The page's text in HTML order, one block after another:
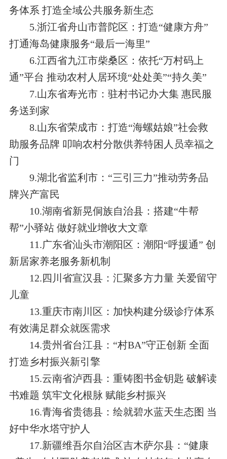
务体系 打造全域公共服务新生态
5.浙江省舟山市普陀区：打造“健康方舟”
打通海岛健康服务“最后一海里”
6.江西省九江市柴桑区：依托“万村码上
通”平台 推动农村人居环境“处处美”“持久美”
7.山东省寿光市：驻村书记办大集 惠民服
务送到家
8.山东省荣成市：打造“海螺姑娘”社会救
助服务品牌 叩响农村分散供养特困人员幸福之
门
9.湖北省监利市：“三引三力”推动劳务品
牌兴产富民
10.湖南省新晃侗族自治县：搭建“牛帮
帮”小驿站 做好就业增收大文章
11.广东省汕头市潮阳区：潮阳“呼援通” 创
新居家养老服务新机制
12.四川省宣汉县：汇聚多方力量 关爱留守
儿童
13.重庆市南川区：加快构建分级诊疗体系
有效满足群众就医需求
14.贵州省台江县：“村BA”守正创新 全面
打造乡村振兴新引擎
15.云南省泸西县：重铸图书金钥匙 破解读
书难题 筑牢文化根脉 赋能乡村振兴
16.青海省贵德县：绘就碧水蓝天生态图 当
好中华水塔守护人
17.新疆维吾尔自治区吉木萨尔县：“健康